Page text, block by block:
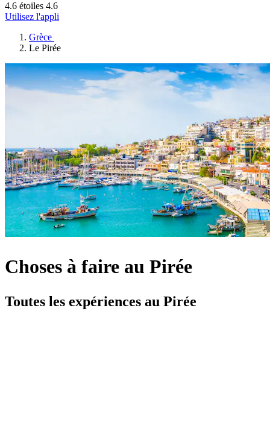
4.6 étoiles 4.6
Utilisez l'appli
Grèce
Le Pirée
Choses à faire au Pirée
Toutes les expériences au Pirée